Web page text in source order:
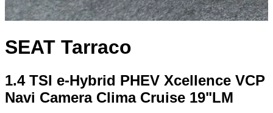
SEAT Tarraco
1.4 TSI e-Hybrid PHEV Xcellence VCP
Navi Camera Clima Cruise 19"LM